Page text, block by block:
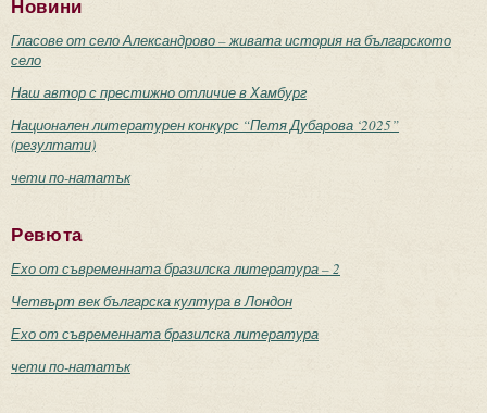
Новини
Гласове от село Александрово – живата история на българското
село
Наш автор с престижно отличие в Хамбург
Национален литературен конкурс “Петя Дубарова ‘2025”
(резултати)
чети по-нататък
Ревюта
Ехо от съвременната бразилска литература – 2
Четвърт век българска култура в Лондон
Ехо от съвременната бразилска литература
чети по-нататък